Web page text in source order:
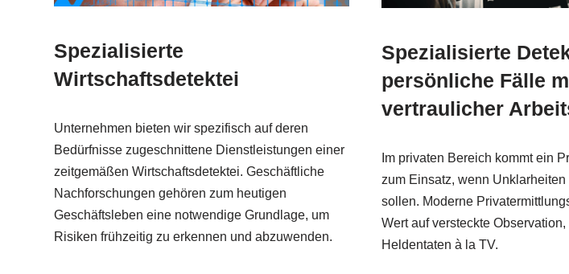
Spezialisierte
Wirtschaftsdetektei
Unternehmen bieten wir spezifisch auf deren
Bedürfnisse zugeschnittene Dienstleistungen einer
zeitgemäßen Wirtschaftsdetektei. Geschäftliche
Nachforschungen gehören zum heutigen
Geschäftsleben eine notwendige Grundlage, um
Risiken frühzeitig zu erkennen und abzuwenden.
Spezialisierte
persönliche Fälle
vertraulicher
Im privaten Bereich kommt ein
zum Einsatz, wenn
sollen. Moderne
Wert auf versteckte
Heldentaten à la TV.